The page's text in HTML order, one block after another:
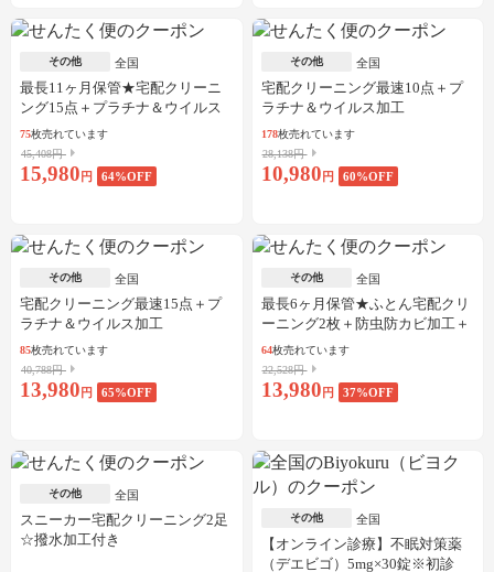
その他 全国
最長11ヶ月保管★宅配クリーニ
ング15点＋プラチナ＆ウイルス
加工
75枚売れています
45,408円
15,980 円 64%OFF
その他 全国
宅配クリーニング最速10点＋プ
ラチナ＆ウイルス加工
178枚売れています
28,138円
10,980 円 60%OFF
その他 全国
宅配クリーニング最速15点＋プ
ラチナ＆ウイルス加工
85枚売れています
40,788円
13,980 円 65%OFF
その他 全国
最長6ヶ月保管★ふとん宅配クリ
ーニング2枚＋防虫防カビ加工＋
しみ抜き
64枚売れています
22,528円
13,980 円 37%OFF
その他 全国
スニーカー宅配クリーニング2足
☆撥水加工付き
その他 全国
【オンライン診療】不眠対策薬
（デエビゴ）5mg×30錠※初診